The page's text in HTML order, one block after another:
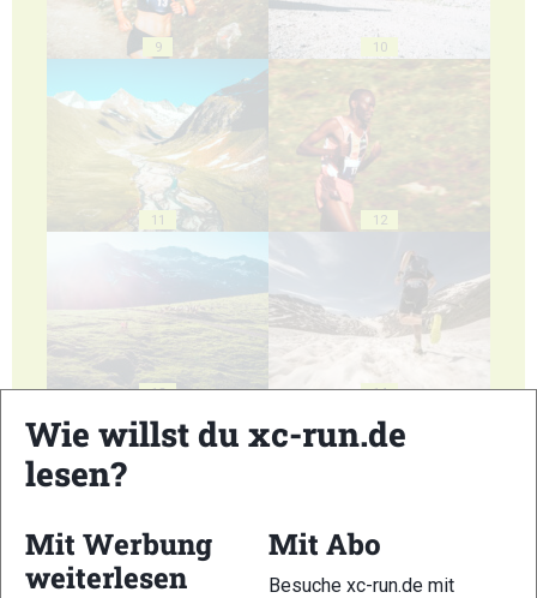
9 10
11 12
13 14
Wie willst du xc-run.de
lesen?
Mit Werbung
weiterlesen
Mit Abo
Besuche xc-run.de mit